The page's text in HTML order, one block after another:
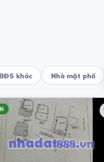
khác Nhà mặt phố